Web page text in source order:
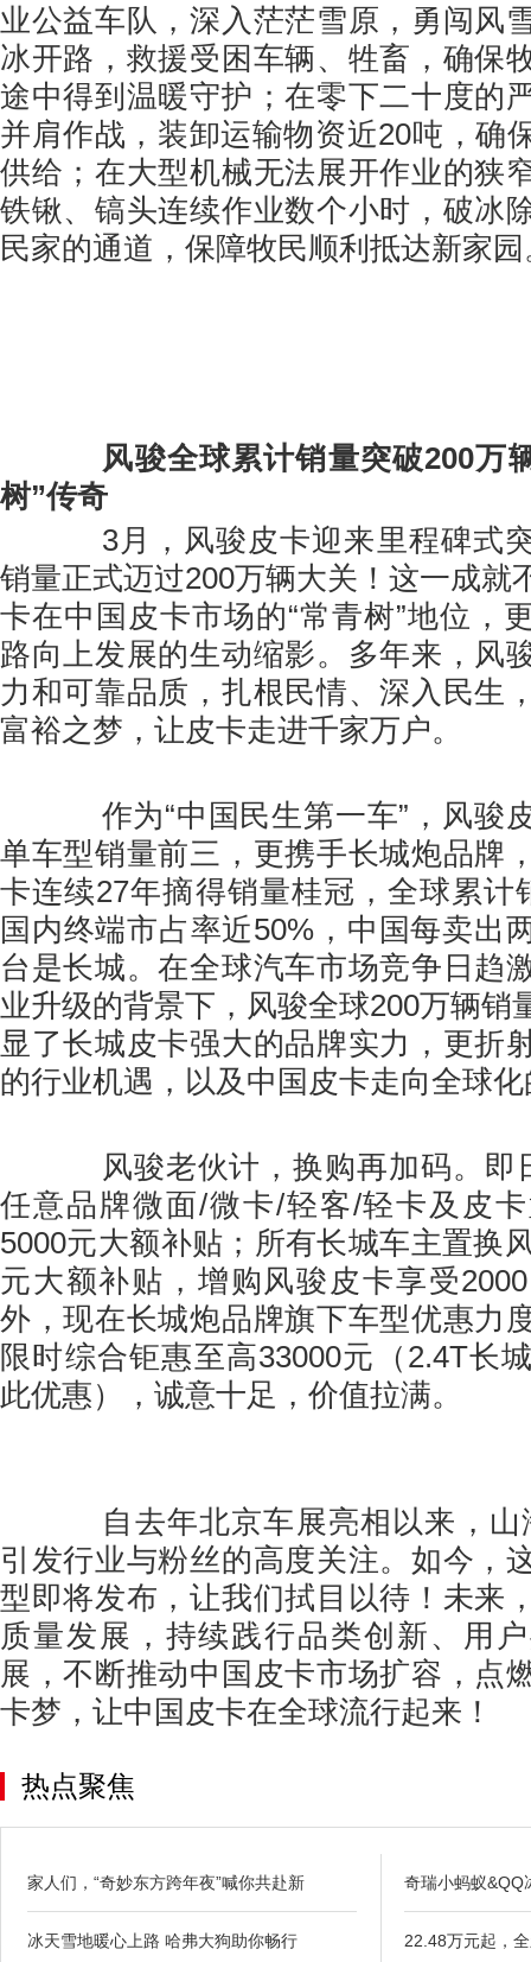
业公益车队，深入茫茫雪原，勇闯风
冰开路，救援受困车辆、牲畜，确保
途中得到温暖守护；在零下二十度的
并肩作战，装卸运输物资近20吨，确
供给‌；在大型机械无法展开作业的狭
铁锹、镐头连续作业数个小时，破冰
民家的通道，保障牧民顺利抵达新家园
风骏全球累计销量突破200万
树”传奇
3月，风骏皮卡迎来里程碑式
销量正式迈过200万辆大关！这一成就
卡在中国皮卡市场的“常青树”地位，
路向上发展的生动缩影。多年来，风
力和可靠品质，扎根民情、深入民生
富裕之梦，让皮卡走进千家万户。
作为“中国民生第一车”，风骏
单车型销量前三，更携手长城炮品牌
卡连续27年摘得销量桂冠，全球累计
国内终端市占率近50%，中国每卖出
台是长城。在全球汽车市场竞争日趋
业升级的背景下，风骏全球200万辆销
显了长城皮卡强大的品牌实力，更折
的行业机遇，以及中国皮卡走向全球
风骏老伙计，换购再加码。即
任意品牌微面/微卡/轻客/轻卡及皮
5000元大额补贴；所有长城车主置换
元大额补贴，增购风骏皮卡享受
外，现在长城炮品牌旗下车型优惠力
限时综合钜惠至高33000元（2.4T长
此优惠），诚意十足，价值拉满。
自去年北京车展亮相以来，山
引发行业与粉丝的高度关注。如今，
型即将发布，让我们拭目以待！未来
质量发展，持续践行品类创新、用
展，不断推动中国皮卡市场扩容，点
卡梦，让中国皮卡在全球流行起来！
热点聚焦
家人们，“奇妙东方跨年夜”喊你共赴新
冰天雪地暖心上路 哈弗大狗助你畅行
奇瑞小蚂蚁&QQ
22.48万元起，